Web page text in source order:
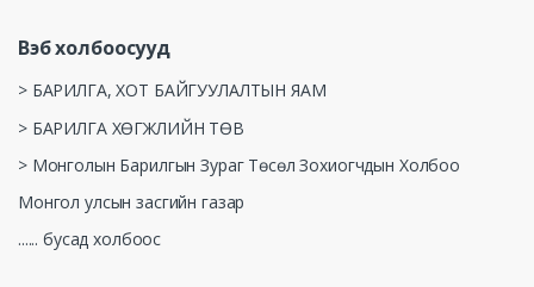
Вэб холбоосууд
> БАРИЛГА, ХОТ БАЙГУУЛАЛТЫН ЯАМ
> БАРИЛГА ХӨГЖЛИЙН ТӨВ
> Монголын Барилгын Зураг Төсөл Зохиогчдын Холбоо
Монгол улсын засгийн газар
...... бусад холбоос